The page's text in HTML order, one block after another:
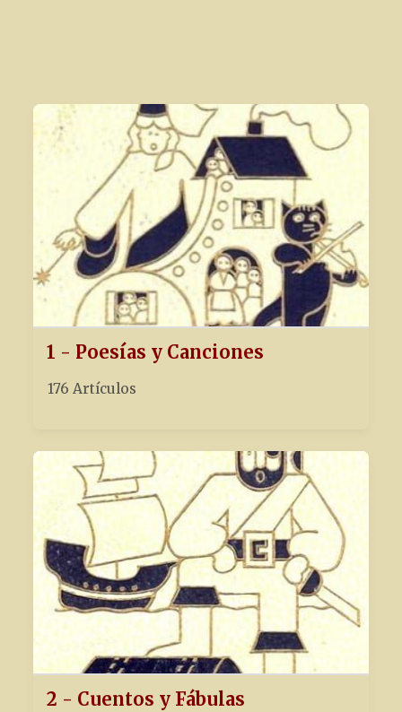
1 - Poesías y Canciones
176 Artículos
2 - Cuentos y Fábulas